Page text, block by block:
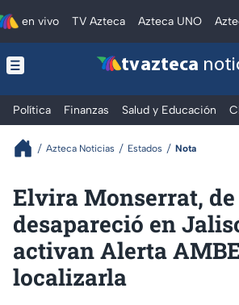
en vivo TV Azteca Azteca UNO
tv azteca
Política Finanzas Salud y Educación
Azteca Noticias Estados Nota
Elvira Monserrat, de
desapareció en
activan Alerta
localizarla